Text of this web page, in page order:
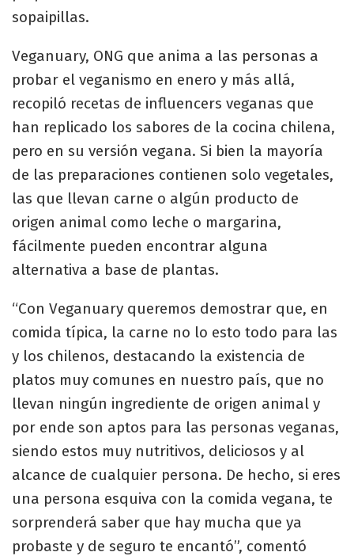
sopaipillas.
Veganuary, ONG que anima a las personas a
probar el veganismo en enero y más allá,
recopiló recetas de influencers veganas que
han replicado los sabores de la cocina chilena,
pero en su versión vegana. Si bien la mayoría
de las preparaciones contienen solo vegetales,
las que llevan carne o algún producto de
origen animal como leche o margarina,
fácilmente pueden encontrar alguna
alternativa a base de plantas.
“Con Veganuary queremos demostrar que, en
comida típica, la carne no lo esto todo para las
y los chilenos, destacando la existencia de
platos muy comunes en nuestro país, que no
llevan ningún ingrediente de origen animal y
por ende son aptos para las personas veganas,
siendo estos muy nutritivos, deliciosos y al
alcance de cualquier persona. De hecho, si eres
una persona esquiva con la comida vegana, te
sorprenderá saber que hay mucha que ya
probaste y de seguro te encantó”, comentó